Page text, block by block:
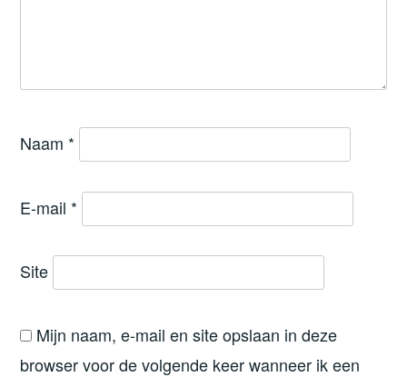
Naam *
E-mail *
Site
Mijn naam, e-mail en site opslaan in deze
browser voor de volgende keer wanneer ik een